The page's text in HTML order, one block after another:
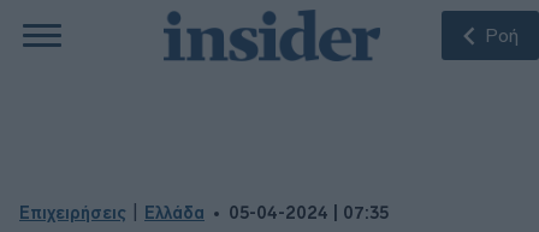
Ροή
Επιχειρήσεις Ελλάδα 05-04-2024 | 07:35